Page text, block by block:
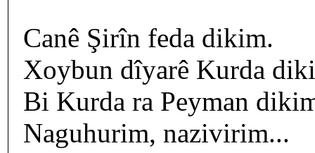
Canê Şirîn feda dikim.
Xoybun dîyarê Kurda
Bi Kurda ra Peyman
Naguhurim, nazivirim...